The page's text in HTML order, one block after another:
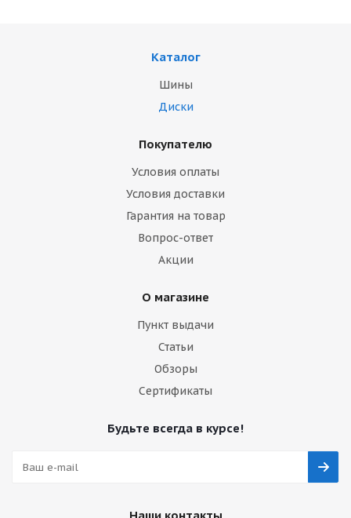
Каталог
Шины
Диски
Покупателю
Условия оплаты
Условия доставки
Гарантия на товар
Вопрос-ответ
Акции
О магазине
Пункт выдачи
Статьи
Обзоры
Сертификаты
Будьте всегда в курсе!